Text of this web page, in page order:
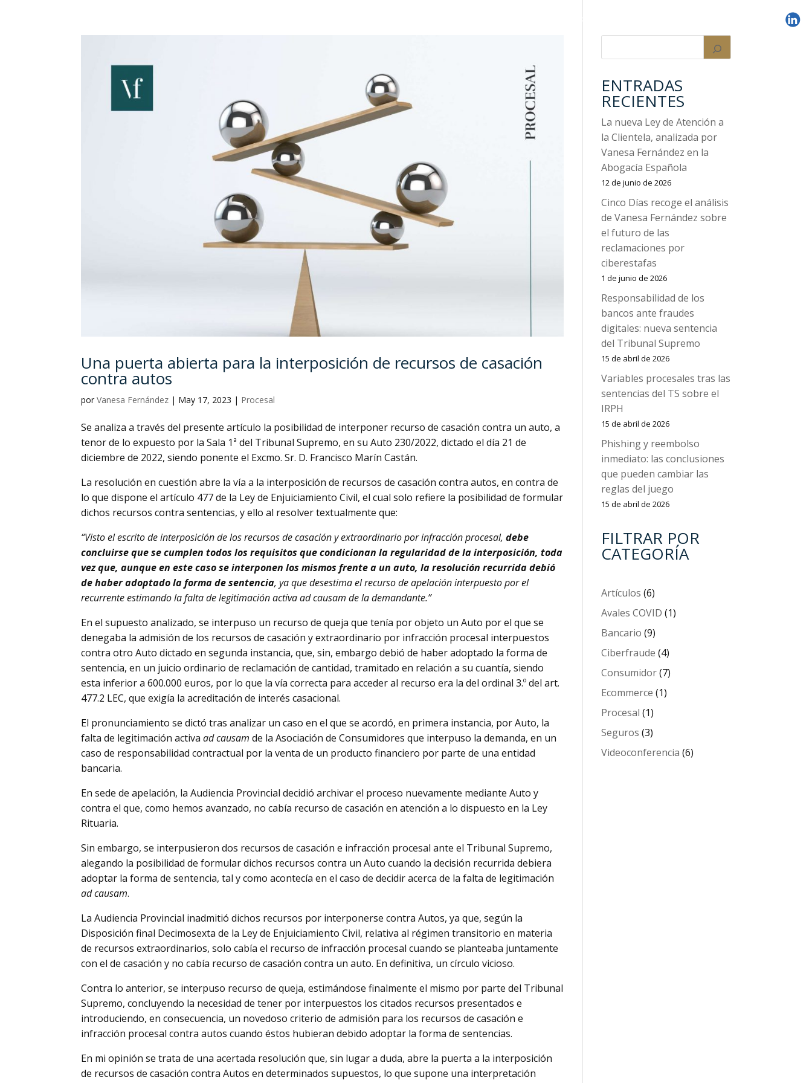
SOBRE MI
Una puerta abierta para la interposición de recursos de casación
contra autos
porVanesa Fernández | May 17, 2023 | Procesal
Se analiza a través del presente artículo la posibilidad de interponer recurso de casación contra un auto, a
tenor de lo expuesto por la Sala 1ª del Tribunal Supremo, en su Auto 230/2022, dictado el día 21 de
diciembre de 2022, siendo ponente el Excmo. Sr. D. Francisco Marín Castán.
La resolución en cuestión abre la vía a la interposición de recursos de casación contra autos, en contra de
lo que dispone el artículo 477 de la Ley de Enjuiciamiento Civil, el cual solo refiere la posibilidad de formular
dichos recursos contra sentencias, y ello al resolver textualmente que:
“Visto el escrito de interposición de los recursos de casación y extraordinario por infracción procesal, debe
concluirse que se cumplen todos los requisitos que condicionan la regularidad de la interposición, toda
vez que, aunque en este caso se interponen los mismos frente a un auto, la resolución recurrida debió
de haber adoptado la forma de sentencia, ya que desestima el recurso de apelación interpuesto por el
recurrente estimando la falta de legitimación activa ad causam de la demandante.”
En el supuesto analizado, se interpuso un recurso de queja que tenía por objeto un Auto por el que se
denegaba la admisión de los recursos de casación y extraordinario por infracción procesal interpuestos
contra otro Auto dictado en segunda instancia, que, sin, embargo debió de haber adoptado la forma de
sentencia, en un juicio ordinario de reclamación de cantidad, tramitado en relación a su cuantía, siendo
esta inferior a 600.000 euros, por lo que la vía correcta para acceder al recurso era la del ordinal 3.º del art.
477.2 LEC, que exigía la acreditación de interés casacional.
El pronunciamiento se dictó tras analizar un caso en el que se acordó, en primera instancia, por Auto, la
falta de legitimación activaad causamde la Asociación de Consumidores que interpuso la demanda, en un
caso de responsabilidad contractual por la venta de un producto financiero por parte de una entidad
bancaria.
En sede de apelación, la Audiencia Provincial decidió archivar el proceso nuevamente mediante Auto y
contra el que, como hemos avanzado, no cabía recurso de casación en atención a lo dispuesto en la Ley
Rituaria.
Sin embargo, se interpusieron dos recursos de casación e infracción procesal ante el Tribunal Supremo,
alegando la posibilidad de formular dichos recursos contra un Auto cuando la decisión recurrida debiera
adoptar la forma de sentencia, tal y como acontecía en el caso de decidir acerca de la falta de legitimación
ad causam.
La Audiencia Provincial inadmitió dichos recursos por interponerse contra Autos, ya que, según la
Disposición final Decimosexta de la Ley de Enjuiciamiento Civil, relativa al régimen transitorio en materia
de recursos extraordinarios, solo cabía el recurso de infracción procesal cuando se planteaba juntamente
con el de casación y no cabía recurso de casación contra un auto. En definitiva, un círculo vicioso.
Contra lo anterior, se interpuso recurso de queja, estimándose finalmente el mismo por parte del Tribunal
Supremo, concluyendo la necesidad de tener por interpuestos los citados recursos presentados e
introduciendo, en consecuencia, un novedoso criterio de admisión para los recursos de casación e
infracción procesal contra autos cuando éstos hubieran debido adoptar la forma de sentencias.
En mi opinión se trata de una acertada resolución que, sin lugar a duda, abre la puerta a la interposición
de recursos de casación contra Autos en determinados supuestos, lo que supone una interpretación
ENTRADAS
RECIENTES
La nueva Ley de Atención a
la Clientela, analizada por
Vanesa Fernández en la
Abogacía Española
12 de junio de 2026
Cinco Días recoge el análisis
de Vanesa Fernández sobre
el futuro de las
reclamaciones por
ciberestafas
1 de junio de 2026
Responsabilidad de los
bancos ante fraudes
digitales: nueva sentencia
del Tribunal Supremo
15 de abril de 2026
Variables procesales tras las
sentencias del TS sobre el
IRPH
15 de abril de 2026
Phishing y reembolso
inmediato: las conclusiones
que pueden cambiar las
reglas del juego
15 de abril de 2026
FILTRAR POR
CATEGORÍA
Artículos (6)
Avales COVID (1)
Bancario (9)
Ciberfraude (4)
Consumidor(7)
Ecommerce (1)
Procesal (1)
Seguros (3)
Videoconferencia (6)